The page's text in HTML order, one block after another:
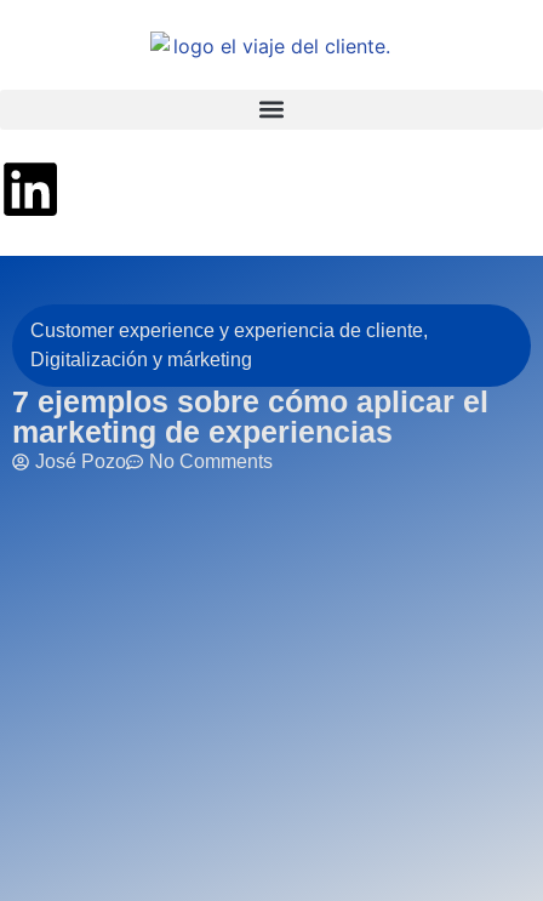
Customer experience y experiencia de cliente,
Digitalización y márketing
7 ejemplos sobre cómo aplicar el
marketing de experiencias
José Pozo No Comments